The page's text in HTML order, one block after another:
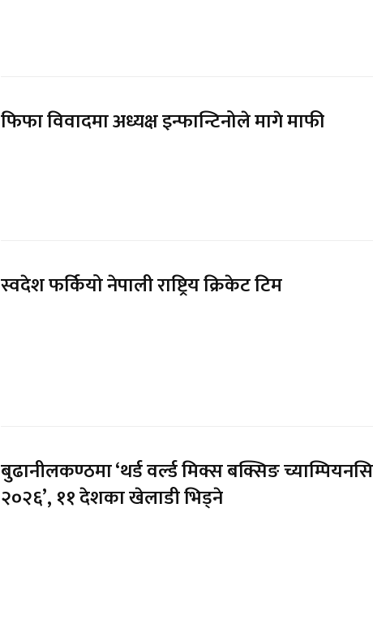
फिफा विवादमा अध्यक्ष इन्फान्टिनोले मागे माफी
स्वदेश फर्कियो नेपाली राष्ट्रिय क्रिकेट टिम
बुढानीलकण्ठमा ‘थर्ड वर्ल्ड मिक्स बक्सिङ
२०२६’, ११ देशका खेलाडी भिड्ने